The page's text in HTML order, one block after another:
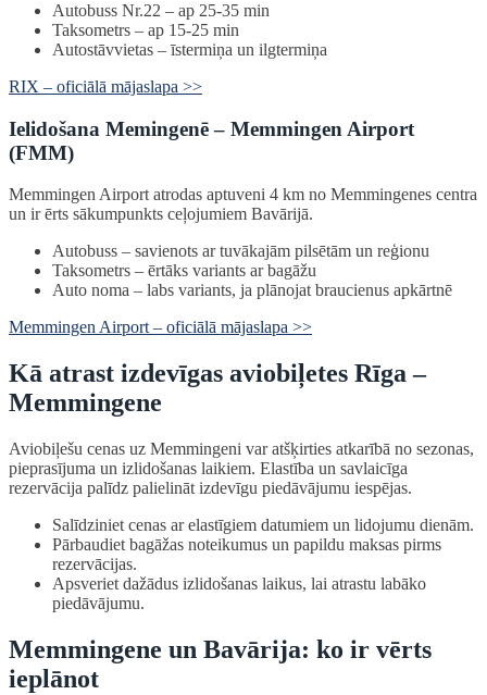
Autobuss Nr.22 – ap 25-35 min
Taksometrs – ap 15-25 min
Autostāvvietas – īstermiņa un ilgtermiņa
RIX – oficiālā mājaslapa >>
Ielidošana Memingenē – Memmingen Airport
(FMM)
Memmingen Airport atrodas aptuveni 4 km no Memmingenes centra
un ir ērts sākumpunkts ceļojumiem Bavārijā.
Autobuss – savienots ar tuvākajām pilsētām un reģionu
Taksometrs – ērtāks variants ar bagāžu
Auto noma – labs variants, ja plānojat braucienus apkārtnē
Memmingen Airport – oficiālā mājaslapa >>
Kā atrast izdevīgas aviobiļetes Rīga –
Memmingene
Aviobiļešu cenas uz Memmingeni var atšķirties atkarībā no sezonas,
pieprasījuma un izlidošanas laikiem. Elastība un savlaicīga
rezervācija palīdz palielināt izdevīgu piedāvājumu iespējas.
Salīdziniet cenas ar elastīgiem datumiem un lidojumu dienām.
Pārbaudiet bagāžas noteikumus un papildu maksas pirms
rezervācijas.
Apsveriet dažādus izlidošanas laikus, lai atrastu labāko
piedāvājumu.
Memmingene un Bavārija: ko ir vērts
ieplānot